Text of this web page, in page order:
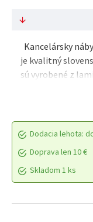
Kancelársky
je kvalitný
sú vyrobené z
Dodacia lehota:
Doprava len 10 €
Skladom 1 ks